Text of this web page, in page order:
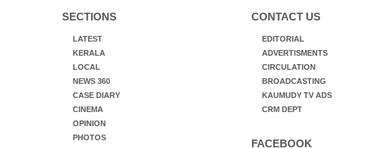
SECTIONS
LATEST
KERALA
LOCAL
NEWS 360
CASE DIARY
CINEMA
OPINION
PHOTOS
CONTACT US
EDITORIAL
ADVERTISMENTS
CIRCULATION
BROADCASTING
KAUMUDY TV ADS
CRM DEPT
FACEBOOK